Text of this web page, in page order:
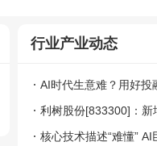
行业产业动态
AI时代生意难？用好投
客，一站式搞定融资
利树股份[833300]：新
破业绩增长瓶颈
核心技术描述“难懂”